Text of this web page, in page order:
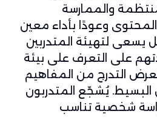
والممارسة
وعودًا بأداء معين
يسعى لتهيئة المتدربين
على التعرف على بيئة
التدرج من المفاهيم
البسيط. يُشجّع المتدربون
شخصية تناسب